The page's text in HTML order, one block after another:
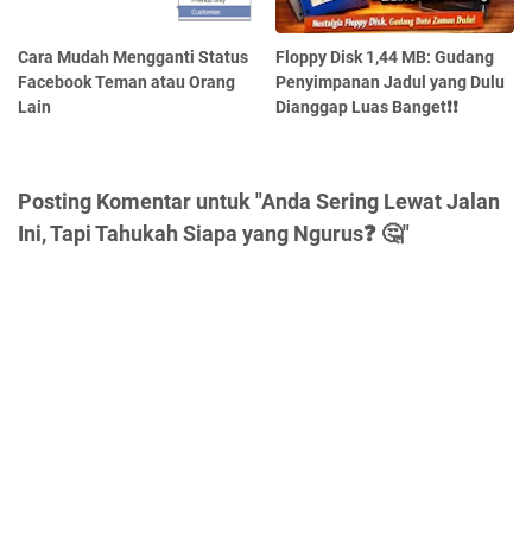
Cara Mudah Mengganti Status
Facebook Teman atau Orang
Lain
Floppy Disk 1,44 MB: Gudang
Penyimpanan Jadul yang Dulu
Dianggap Luas Banget❗❗
Posting Komentar untuk "Anda Sering Lewat Jalan
Ini, Tapi Tahukah Siapa yang Ngurus❓ 🤔"